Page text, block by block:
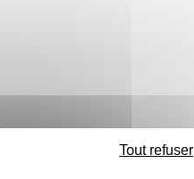
Tout refuser